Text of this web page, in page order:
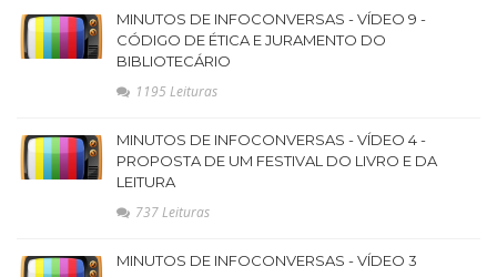
MINUTOS DE INFOCONVERSAS - VÍDEO 9 -
CÓDIGO DE ÉTICA E JURAMENTO DO
BIBLIOTECÁRIO
1195 Leituras
MINUTOS DE INFOCONVERSAS - VÍDEO 4 -
PROPOSTA DE UM FESTIVAL DO LIVRO E DA
LEITURA
737 Leituras
MINUTOS DE INFOCONVERSAS - VÍDEO 3